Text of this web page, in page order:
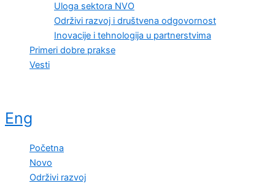
Uloga sektora NVO
Održivi razvoj i društvena odgovornost
Inovacije i tehnologija u partnerstvima
Primeri dobre prakse
Vesti
Eng
Početna
Novo
Održivi razvoj